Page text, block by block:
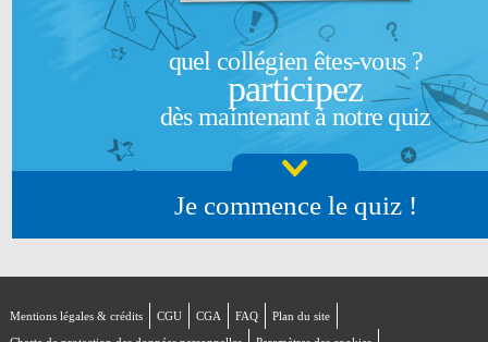
quel collégien êtes-vous ?
participez
dès maintenant à notre quiz
Je commence le quiz !
Mentions légales & crédits CGU CGA FAQ
Plan du site